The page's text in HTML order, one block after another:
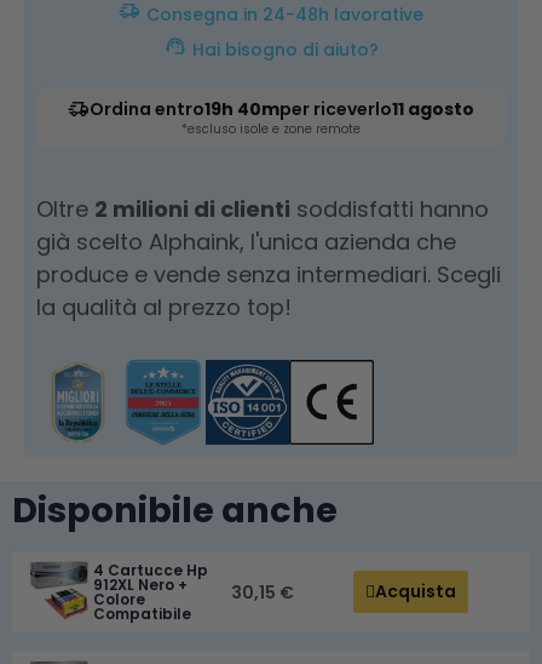
Consegna in 24-48h lavorative
Hai bisogno di aiuto?
Ordina entro19h 40mper riceverlo11 agosto
*escluso isole e zone remote
Oltre 2 milioni di clienti soddisfatti hanno
già scelto Alphaink, l'unica azienda che
produce e vende senza intermediari. Scegli
la qualità al prezzo top!
Disponibile anche
4 Cartucce Hp
912XL Nero +
Colore
Compatibile
30,15 € Acquista